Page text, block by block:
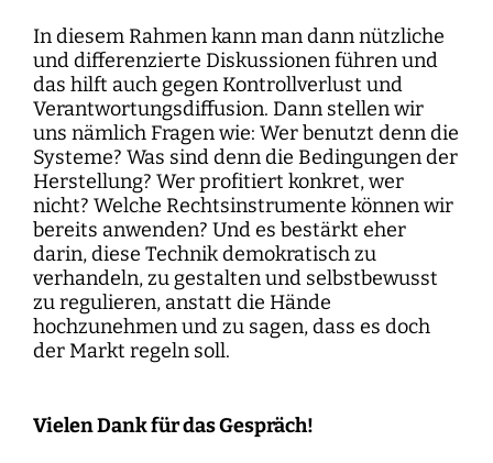
In diesem Rahmen kann man dann nützliche
und differenzierte Diskussionen führen und
das hilft auch gegen Kontrollverlust und
Verantwortungsdiffusion. Dann stellen wir
uns nämlich Fragen wie: Wer benutzt denn die
Systeme? Was sind denn die Bedingungen der
Herstellung? Wer profitiert konkret, wer
nicht? Welche Rechtsinstrumente können wir
bereits anwenden? Und es bestärkt eher
darin, diese Technik demokratisch zu
verhandeln, zu gestalten und selbstbewusst
zu regulieren, anstatt die Hände
hochzunehmen und zu sagen, dass es doch
der Markt regeln soll.
Vielen Dank für das Gespräch!